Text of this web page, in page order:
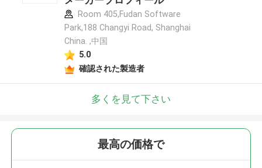
Room 405,Fudan Software
Park,188 Changyi Road, Shanghai
China. ,中国
5.0
確認された製造者
多くを見て下さい
最高の価格で